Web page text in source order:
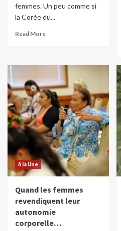
femmes. Un peu comme si
la Corée du...
Read More
A la Une
Quand les femmes
revendiquent leur
autonomie
corporelle…